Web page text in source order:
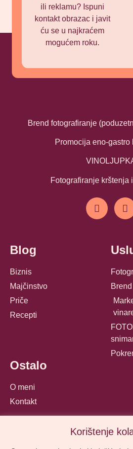
ili reklamu? Ispuni
kontakt obrazac i javit
ću se u najkraćem
mogućem roku.
Brend fotografiranje
Promocija eno-gastro
Fotografiranje krštenja
Blog
Biznis
Majčinstvo
Priče
Recepti
Ostalo
O meni
Kontakt
Korištenje